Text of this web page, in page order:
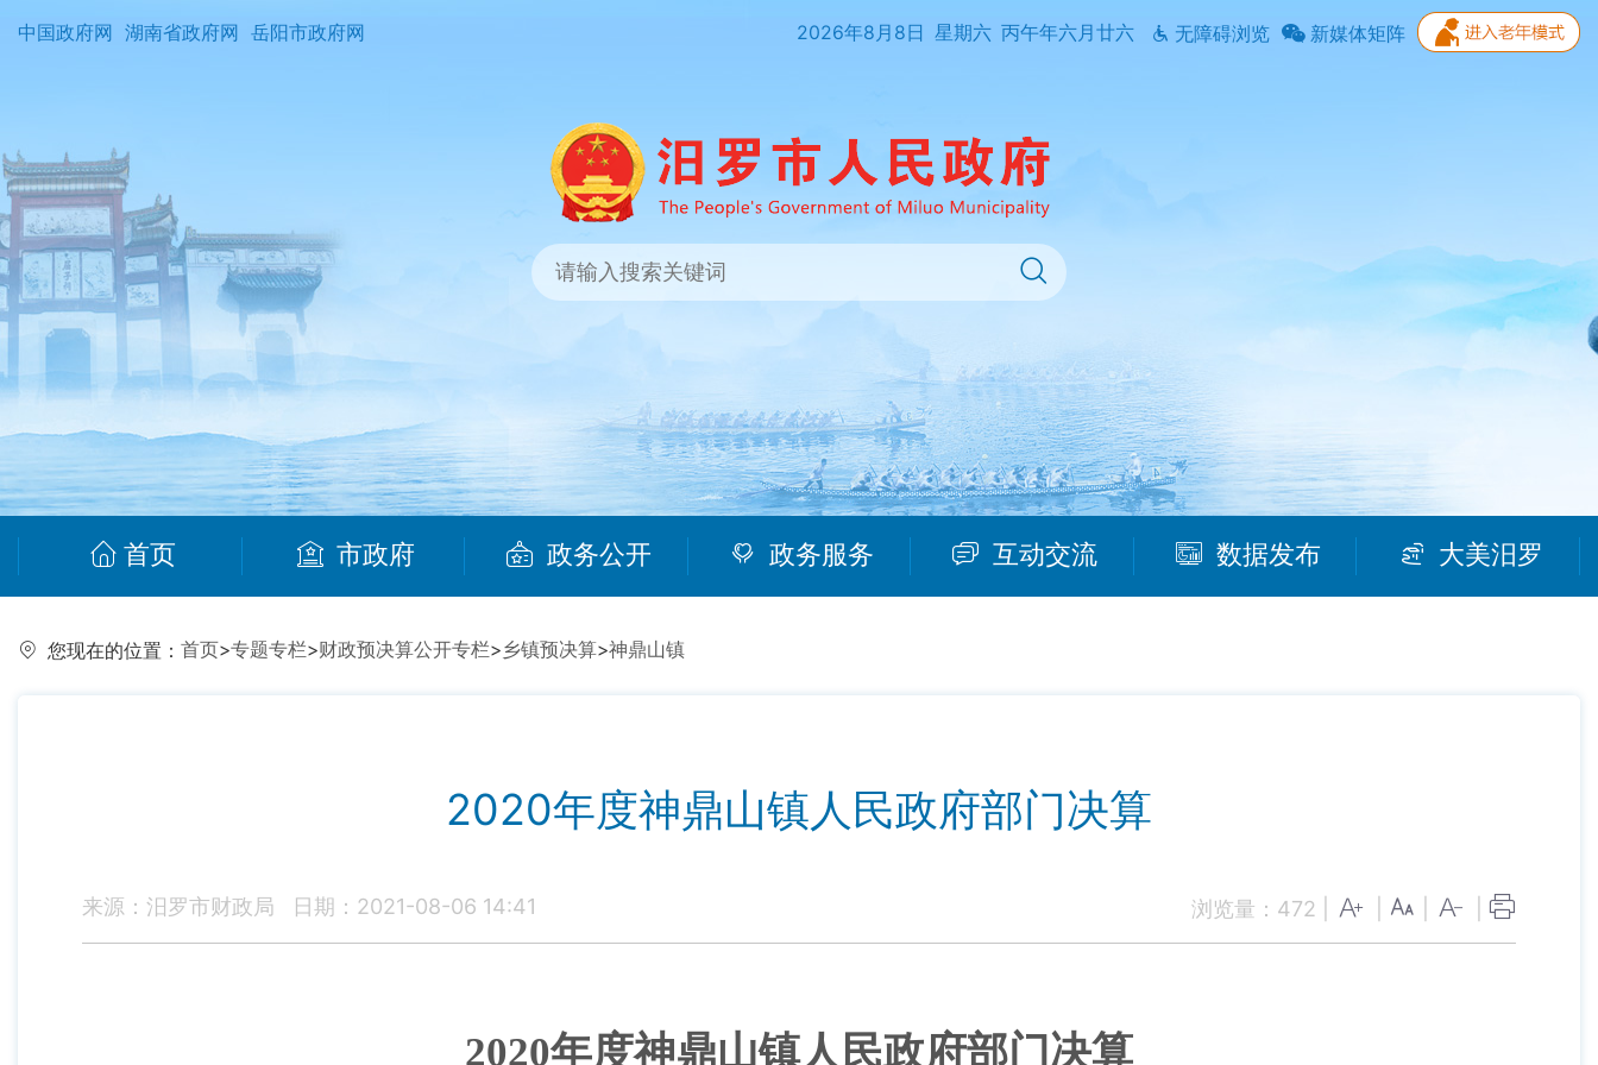
中国政府网 湖南省政府网 岳阳市政府网 2026年8月8日 星期六 丙午年六月廿六 无障碍浏览 新媒体矩阵
首页 市政府 政务公开 政务服务 互动交流 数据发布 大美汨罗
您现在的位置： 首页>专题专栏>财政预决算公开专栏>乡镇预决算>神鼎山镇
2020年度神鼎山镇人民政府部门决算
来源：汨罗市财政局 日期：2021-08-06 14:41 浏览量： 472
2020年度神鼎山镇人民政府部门决算